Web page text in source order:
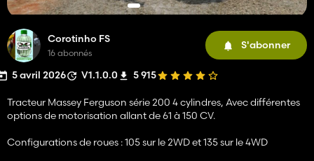
Corotinho FS
16 abonnés
S'abonner
5 avril 2026 V1.1.0.0 5 915
Tracteur Massey Ferguson série 200 4 cylindres, Avec différentes
options de motorisation allant de 61 à 150 CV.
Configurations de roues : 105 sur le 2WD et 135 sur le 4WD